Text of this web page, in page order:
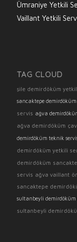
Ümraniye Yetkili
Vaillant Yetkili
TAG CLOUD
şile demirdöküm
sancaktepe
servis ağva
ağva demirdöküm
demirdöküm teknik
demirdöküm yetkili
demirdöküm
servis ağva vaillant
sancaktepe
sultanbeyli demirdöküm
sultanbeyli